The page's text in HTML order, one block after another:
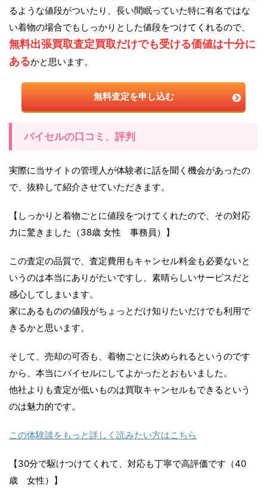
るような値段がついたり、長い間眠っていた特に有名ではな
い着物の場合でもしっかりとした値段をつけてくれるので、
無料出張買取査定買取だけでも受ける価値は十分に
あるかと思います。
無料査定を申し込む
バイセルの口コミ、評判
実際に当サイトの管理人が体験者に話を聞く機会があったの
で、抜粋して紹介させていただきます。
【しっかりと着物ごとに値段をつけてくれたので、その対応
力に驚きました（38歳 女性 事務員）】
この査定の品質で、査定費用もキャンセル料金も必要ないと
いうのは本当にありがたいですし、素晴らしいサービスだと
感心してしまいます。
家にあるものの値段がちょっとだけ知りたいだけでも利用で
きるかと思います。
そして、売却の可否も、着物ごとに決められるというのです
から、本当にバイセルにしてよかったとおもいました。
他社よりも査定が低いものは買取キャンセルもできるという
のは魅力的です。
この体験談をもっと詳しく読みたい方はこちら
【30分で駆けつけてくれて、対応も丁寧で高評価です（40
歳 女性）】